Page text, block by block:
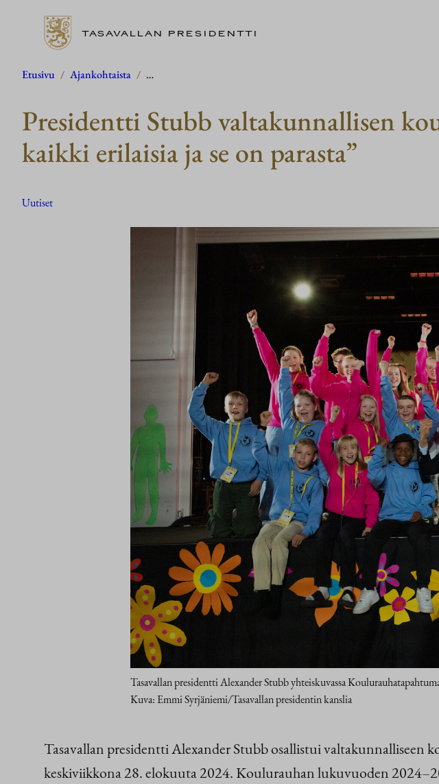
Siirry
TASAVALLAN PRESIDENTTI
Etusivu / Ajankohtaista / …
Presidentti Stubb valtakunnallisen
kaikki erilaisia ja se on parasta”
Uutiset
Tasavallan presidentti Alexander Stubb yhteiskuvassa
Kuva: Emmi Syrjäniemi/Tasavallan presidentin kanslia
Tasavallan presidentti Alexander Stubb osallistui valtakunnalliseen
keskiviikkona 28. elokuuta 2024. Koulurauhan lukuvuoden